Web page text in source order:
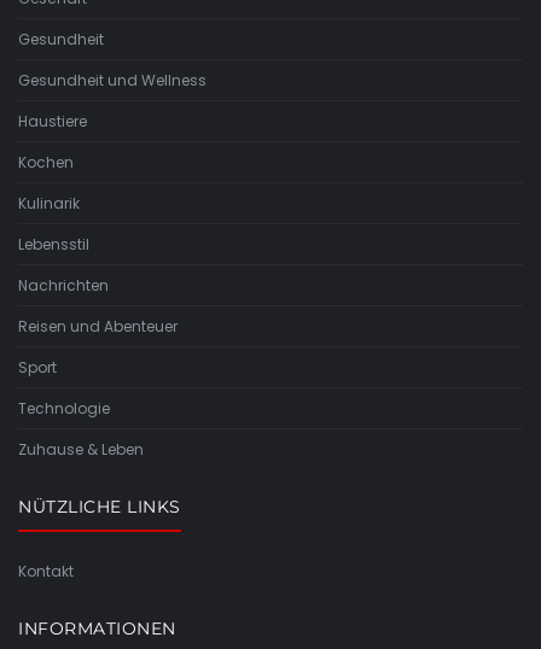
Gesundheit
Gesundheit und Wellness
Haustiere
Kochen
Kulinarik
Lebensstil
Nachrichten
Reisen und Abenteuer
Sport
Technologie
Zuhause & Leben
NÜTZLICHE LINKS
Kontakt
INFORMATIONEN